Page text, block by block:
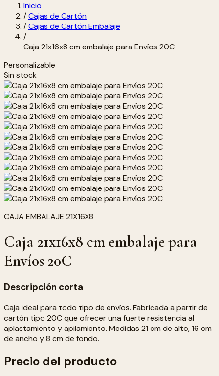
Inicio
/Cajas de Cartón
/Cajas de Cartón Embalaje
/
Caja 21x16x8 cm embalaje para Envíos 20C
Personalizable
Sin stock
CAJA EMBALAJE 21X16X8
Caja 21x16x8 cm embalaje para
Envíos 20C
Descripción corta
Caja ideal para todo tipo de envíos. Fabricada a partir de
cartón tipo 20C que ofrecer una fuerte resistencia al
aplastamiento y apilamiento. Medidas 21 cm de alto, 16 cm
de ancho y 8 cm de fondo.
Precio del producto